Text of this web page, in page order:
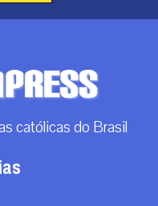
católicas do Brasil